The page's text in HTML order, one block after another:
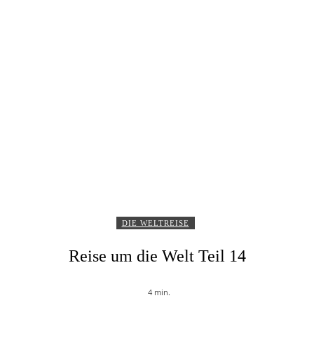
DIE WELTREISE
Reise um die Welt Teil 14
4min.